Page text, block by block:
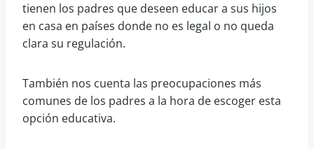
tienen los padres que deseen educar a sus hijos
en casa en países donde no es legal o no queda
clara su regulación.
También nos cuenta las preocupaciones más
comunes de los padres a la hora de escoger esta
opción educativa.